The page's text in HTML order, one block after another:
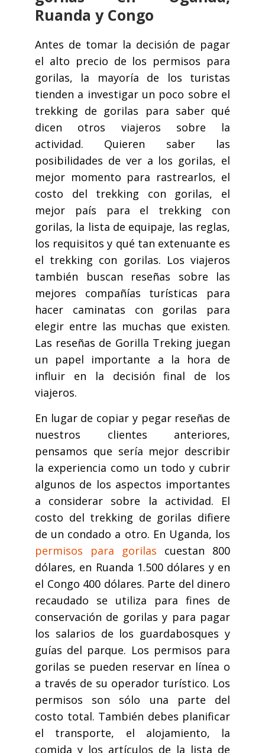
Ruanda y Congo
Antes de tomar la decisión de pagar
el alto precio de los permisos para
gorilas, la mayoría de los turistas
tienden a investigar un poco sobre el
trekking de gorilas para saber qué
dicen otros viajeros sobre la
actividad. Quieren saber las
posibilidades de ver a los gorilas, el
mejor momento para rastrearlos, el
costo del trekking con gorilas, el
mejor país para el trekking con
gorilas, la lista de equipaje, las reglas,
los requisitos y qué tan extenuante es
el trekking con gorilas. Los viajeros
también buscan reseñas sobre las
mejores compañías turísticas para
hacer caminatas con gorilas para
elegir entre las muchas que existen.
Las reseñas de Gorilla Treking juegan
un papel importante a la hora de
influir en la decisión final de los
viajeros.
En lugar de copiar y pegar reseñas de
nuestros clientes anteriores,
pensamos que sería mejor describir
la experiencia como un todo y cubrir
algunos de los aspectos importantes
a considerar sobre la actividad. El
costo del trekking de gorilas difiere
de un condado a otro. En Uganda, los
permisos para gorilas cuestan 800
dólares, en Ruanda 1.500 dólares y en
el Congo 400 dólares. Parte del dinero
recaudado se utiliza para fines de
conservación de gorilas y para pagar
los salarios de los guardabosques y
guías del parque. Los permisos para
gorilas se pueden reservar en línea o
a través de su operador turístico. Los
permisos son sólo una parte del
costo total. También debes planificar
el transporte, el alojamiento, la
comida y los artículos de la lista de